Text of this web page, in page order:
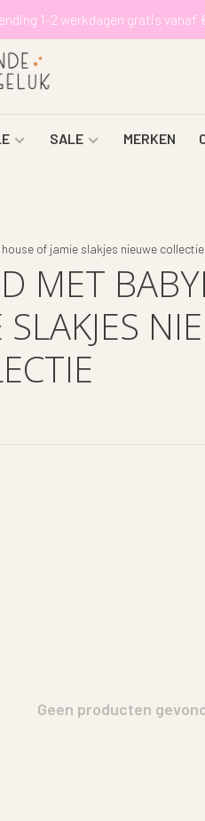
1-2 werkdagen gratis vanaf
SALE MERKEN
of jamie slakjes nieuwe collectie
MET
Geen producten